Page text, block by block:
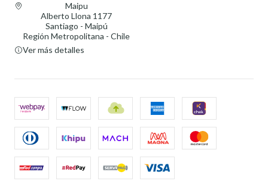
Maipu
Alberto Llona 1177
Santiago - Maipú
Región Metropolitana - Chile
Ver más detalles